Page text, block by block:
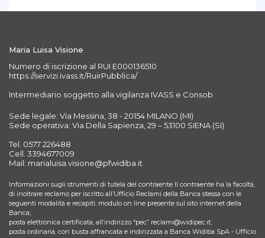
Maria Luisa Visione
Numero di iscrizione al RUI E000136510
https://servizi.ivass.it/RuirPubblica/
Intermediario soggetto alla vigilanza IVASS e Consob
Sede legale: Via Messina, 38 - 20154 MILANO (MI)
Sede operativa: Via Della Sapienza, 29 – 53100 SIENA (SI)
Tel. 0577 226488
Cell. 3394677009
Mail: marialuisa.visione@pfwidiba.it
Informazioni sugli strumenti di tutela del contraente Il contraente ha la facoltà,
di inoltrare reclamo per iscritto all’Ufficio Reclami della Banca stessa con le
seguenti modalità e recapiti: modulo on line presente sul sito internet della
Banca;
posta elettronica certificata, all’indirizzo “pec” reclami@widipec.it;
posta ordinaria, con busta affrancata e indirizzata a Banca Widiba SpA - Ufficio